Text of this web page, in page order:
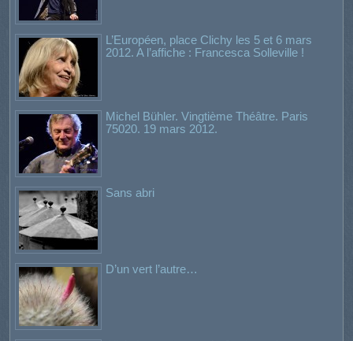
L’Européen, place Clichy les 5 et 6 mars
2012. A l’affiche : Francesca Solleville !
Michel Bühler. Vingtième Théâtre. Paris
75020. 19 mars 2012.
Sans abri
D’un vert l’autre…